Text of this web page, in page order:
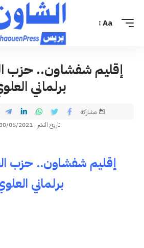
Aa
إقليم شفشاون.. حزب
برلماني
تاريخ النشر : 30/06/2021
مشاركة
إقليم شفشاون.. حزب
برلماني